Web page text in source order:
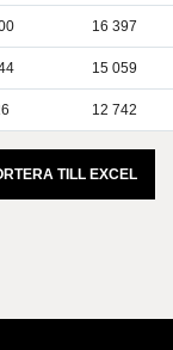
16 397
15 059
12 742
TILL EXCEL